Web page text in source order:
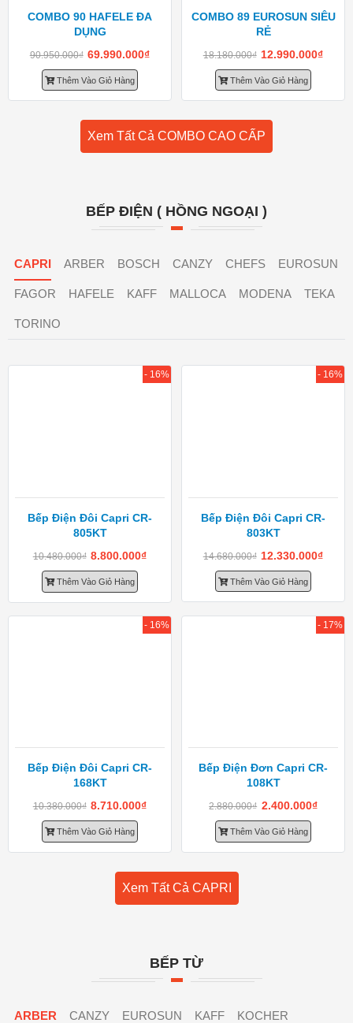
COMBO 90 HAFELE ĐA
DỤNG
90.950.000₫ 69.990.000₫
Thêm Vào Giỏ Hàng
COMBO 89 EUROSUN SIÊU
RẺ
18.180.000₫ 12.990.000₫
Thêm Vào Giỏ Hàng
Xem Tất Cả COMBO CAO CẤP
BẾP ĐIỆN ( HỒNG NGOẠI )
CAPRI ARBER BOSCH CANZY CHEFS EUROSUN
FAGOR HAFELE KAFF MALLOCA MODENA TEKA
TORINO
Bếp Điện Đôi Capri CR-
805KT
10.480.000₫ 8.800.000₫
Thêm Vào Giỏ Hàng
- 16%
Bếp Điện Đôi Capri CR-
803KT
14.680.000₫ 12.330.000₫
Thêm Vào Giỏ Hàng
- 16%
Bếp Điện Đôi Capri CR-
168KT
10.380.000₫ 8.710.000₫
Thêm Vào Giỏ Hàng
- 16%
Bếp Điện Đơn Capri CR-
108KT
2.880.000₫ 2.400.000₫
Thêm Vào Giỏ Hàng
- 17%
Xem Tất Cả CAPRI
BẾP TỪ
ARBER CANZY EUROSUN KAFF KOCHER